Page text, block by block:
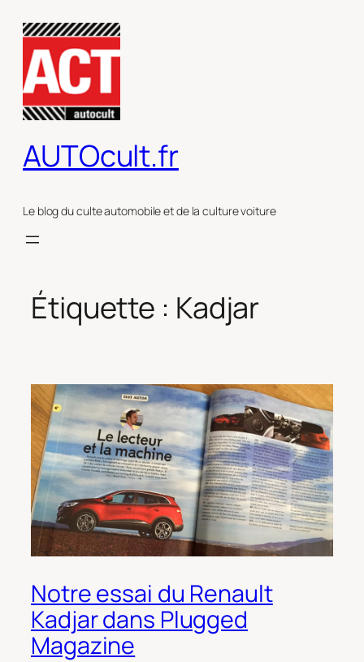
contenu
AUTOcult.fr
Le blog du culte automobile et de la culture voiture
Étiquette : Kadjar
Notre essai du Renault
Kadjar dans Plugged
Magazine